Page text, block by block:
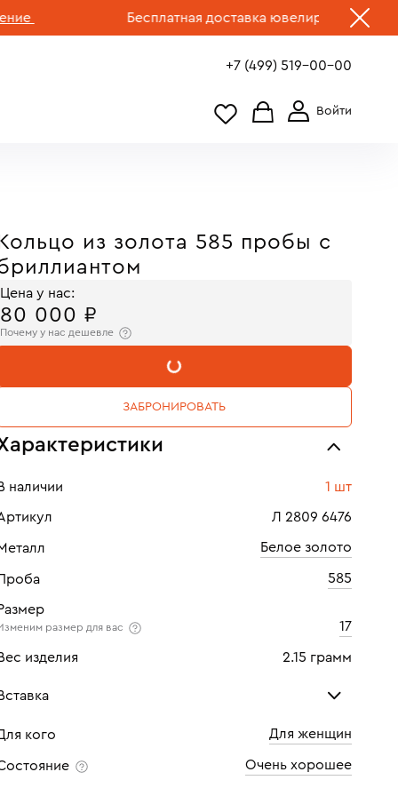
Бесплатная доставка ювелирных изделий по
+7 (499) 519-00-00
Кольцо из золота 585 пробы с
Цена у нас:
80 000 ₽
Почему у нас дешевле
В КОРЗИНУ
ЗАБРОНИРОВАТЬ
наличии 1 шт
Л 2809 6476
Белое золото
585
размер для вас 17
изделия 2.15 грамм
Бриллиант
Количество 1 шт
кого Для женщин
Очень хорошее